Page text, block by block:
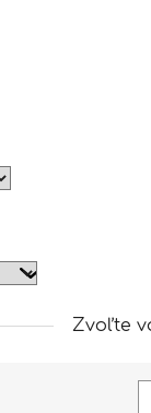
Zvoľte